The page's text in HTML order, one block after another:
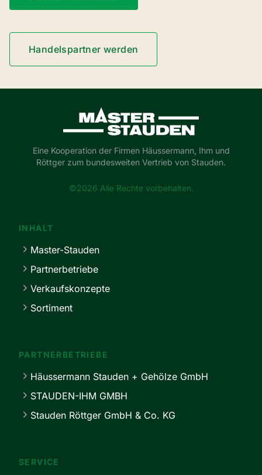
Handelspartner werden
Master-Stauden
Eine Kooperation der Firmen Häussermann, Ihm und
Röttger zum bundesweiten Vertrieb von Stauden.
©2026 Alle Rechte vorbehalten.
INHALT
Master-Stauden
Partnerbetriebe
Verkaufskonzepte
Sortiment
PARTNERBETRIEBE
Häussermann Stauden + Gehölze GmbH
STAUDEN-IHM GMBH
Stauden Röttger GmbH & Co. KG
SERVICE